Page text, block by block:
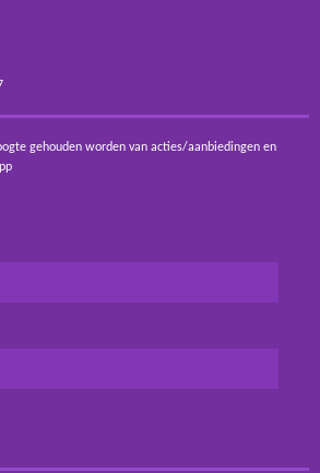
gehouden worden van acties/aanbiedingen en